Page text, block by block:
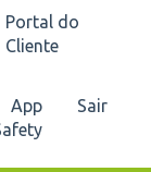
traduções
Portal do
Cliente
App
Sair